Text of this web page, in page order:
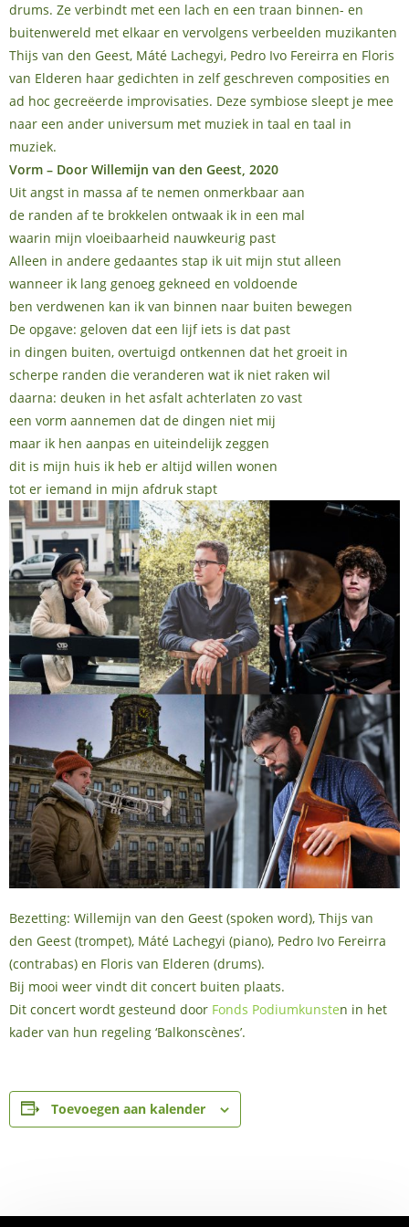
drums. Ze verbindt met een lach en een traan binnen- en
buitenwereld met elkaar en vervolgens verbeelden muzikanten
Thijs van den Geest, Máté Lachegyi, Pedro Ivo Fereirra en Floris
van Elderen haar gedichten in zelf geschreven composities en
ad hoc gecreëerde improvisaties. Deze symbiose sleept je mee
naar een ander universum met muziek in taal en taal in
muziek.
Vorm – Door Willemijn van den Geest, 2020
Uit angst in massa af te nemen onmerkbaar aan
de randen af te brokkelen ontwaak ik in een mal
waarin mijn vloeibaarheid nauwkeurig past
Alleen in andere gedaantes stap ik uit mijn stut alleen
wanneer ik lang genoeg gekneed en voldoende
ben verdwenen kan ik van binnen naar buiten bewegen
De opgave: geloven dat een lijf iets is dat past
in dingen buiten, overtuigd ontkennen dat het groeit in
scherpe randen die veranderen wat ik niet raken wil
daarna: deuken in het asfalt achterlaten zo vast
een vorm aannemen dat de dingen niet mij
maar ik hen aanpas en uiteindelijk zeggen
dit is mijn huis ik heb er altijd willen wonen
tot er iemand in mijn afdruk stapt
Bezetting: Willemijn van den Geest (spoken word), Thijs van
den Geest (trompet), Máté Lachegyi (piano), Pedro Ivo Fereirra
(contrabas) en Floris van Elderen (drums).
Bij mooi weer vindt dit concert buiten plaats.
Dit concert wordt gesteund door Fonds Podiumkunsten in het
kader van hun regeling ‘Balkonscènes’.
Toevoegen aan kalender